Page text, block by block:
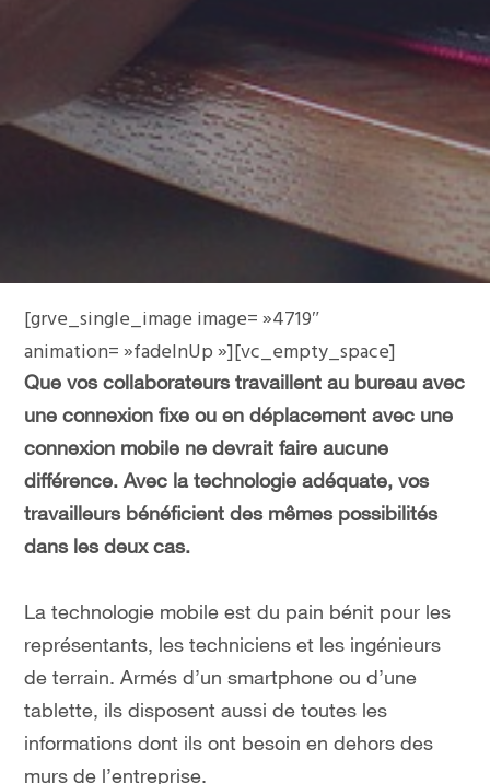
[grve_single_image image= »4719″
animation= »fadeInUp »][vc_empty_space]
Que vos collaborateurs travaillent au bureau avec
une connexion fixe ou en déplacement avec une
connexion mobile ne devrait faire aucune
différence. Avec la technologie adéquate, vos
travailleurs bénéficient des mêmes possibilités
dans les deux cas.
La technologie mobile est du pain bénit pour les
représentants, les techniciens et les ingénieurs
de terrain. Armés d’un smartphone ou d’une
tablette, ils disposent aussi de toutes les
informations dont ils ont besoin en dehors des
murs de l’entreprise.